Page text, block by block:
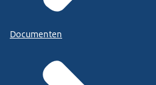
Documenten